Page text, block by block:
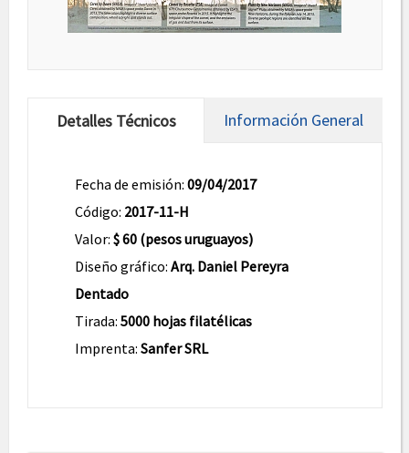
Detalles Técnicos Información General
Fecha de emisión: 09/04/2017
Código: 2017-11-H
Valor: $ 60 (pesos uruguayos)
Diseño gráfico: Arq. Daniel Pereyra
Dentado
Tirada: 5000 hojas filatélicas
Imprenta: Sanfer SRL